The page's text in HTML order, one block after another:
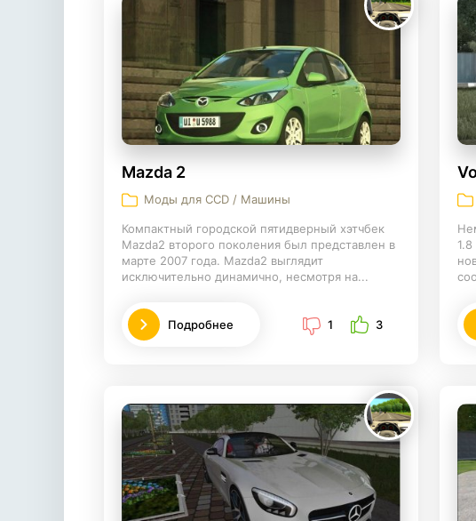
Mazda 2
Моды для CCD / Машины
Компактный городской пятидверный хэтчбек
Mazda2 второго поколения был представлен в
марте 2007 года. Mazda2 выглядит
исключительно динамично, несмотря на...
Подробнее 1 3